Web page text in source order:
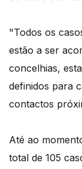
"Todos os
estão a ser
concelhias,
definidos para
contactos
Até ao
total de 105